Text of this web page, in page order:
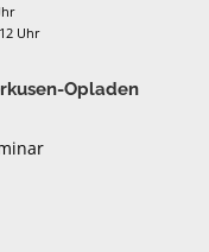
Uhr
Opladen